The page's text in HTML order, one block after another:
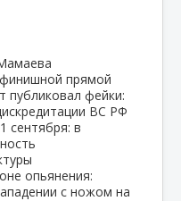
прямой
публиковал фейки:
ВС РФ
сентября: в
опьянения:
с ножом на